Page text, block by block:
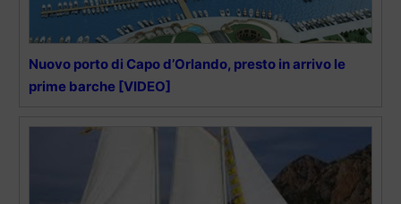
Nuovo porto di Capo d’Orlando, presto in arrivo le
prime barche [VIDEO]